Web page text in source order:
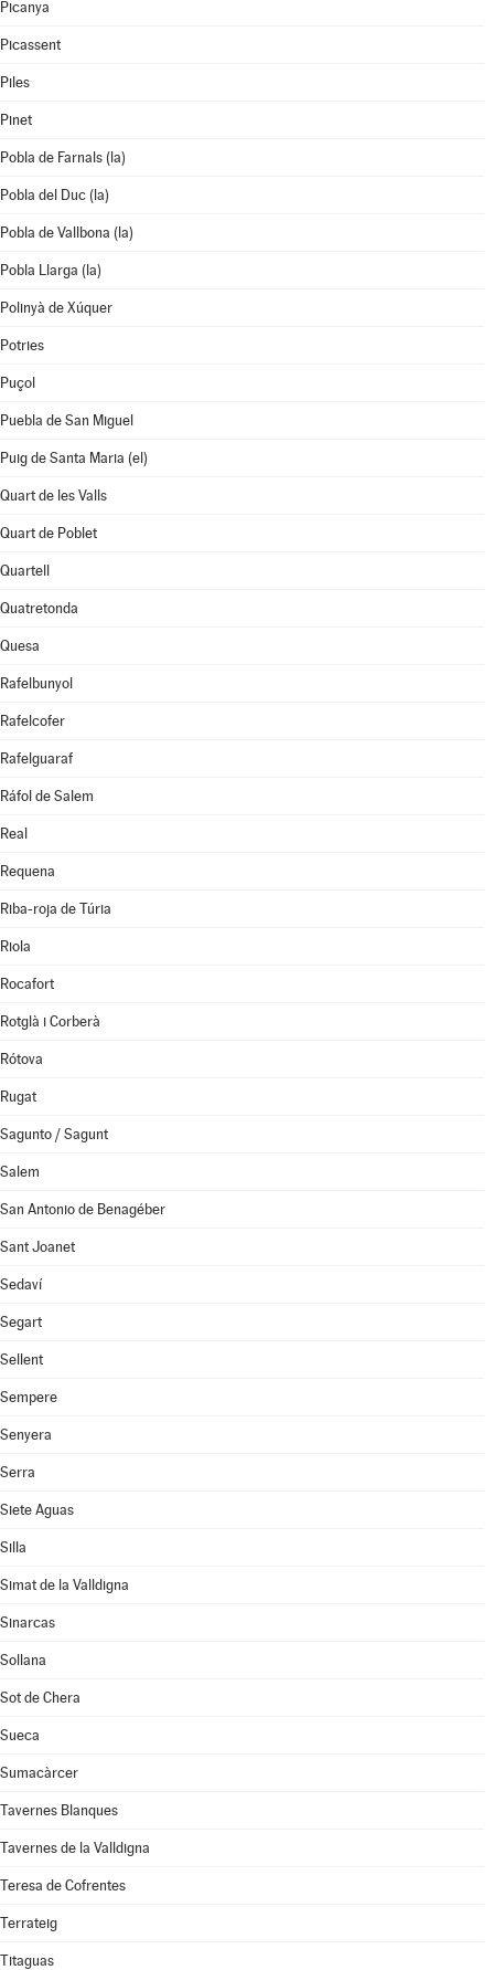
Picanya
Picassent
Piles
Pinet
Pobla de Farnals (la)
Pobla del Duc (la)
Pobla de Vallbona (la)
Pobla Llarga (la)
Polinyà de Xúquer
Potries
Puçol
Puebla de San Miguel
Puig de Santa Maria (el)
Quart de les Valls
Quart de Poblet
Quartell
Quatretonda
Quesa
Rafelbunyol
Rafelcofer
Rafelguaraf
Ráfol de Salem
Real
Requena
Riba-roja de Túria
Riola
Rocafort
Rotglà i Corberà
Rótova
Rugat
Sagunto / Sagunt
Salem
San Antonio de Benagéber
Sant Joanet
Sedaví
Segart
Sellent
Sempere
Senyera
Serra
Siete Aguas
Silla
Simat de la Valldigna
Sinarcas
Sollana
Sot de Chera
Sueca
Sumacàrcer
Tavernes Blanques
Tavernes de la Valldigna
Teresa de Cofrentes
Terrateig
Titaguas